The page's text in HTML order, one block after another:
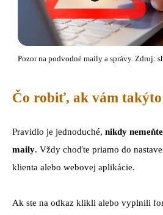
Pozor na podvodné maily a správy. Zdroj:
Čo robiť, ak vám
Pravidlo je jednoduché, nikdy
maily. Vždy choďte priamo do
klienta alebo webovej aplikácie.
Ak ste na odkaz klikli alebo vyplnili